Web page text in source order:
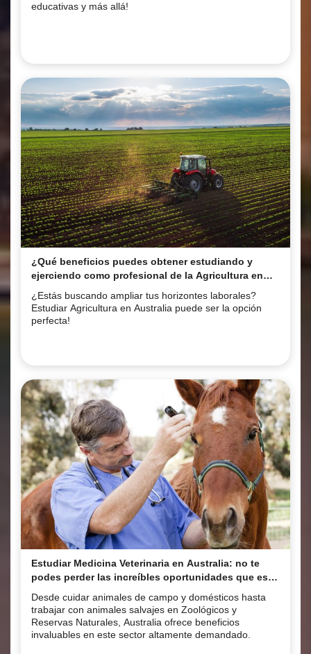
educativas y más allá!
¿Qué beneficios puedes obtener estudiando y
ejerciendo como profesional de la Agricultura en
¿Estás buscando ampliar tus horizontes laborales?
Estudiar Agricultura en Australia puede ser la opción
perfecta!
Estudiar Medicina Veterinaria en Australia: no te
podes perder las increíbles oportunidades que este
Desde cuidar animales de campo y domésticos hasta
trabajar con animales salvajes en Zoológicos y
Reservas Naturales, Australia ofrece beneficios
invaluables en este sector altamente demandado.